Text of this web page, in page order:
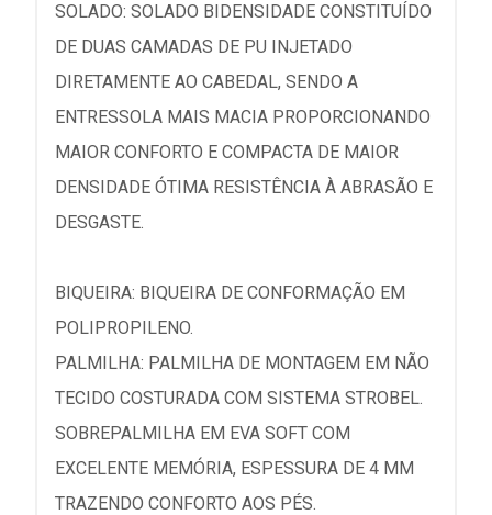
SOLADO: SOLADO BIDENSIDADE CONSTITUÍDO
DE DUAS CAMADAS DE PU INJETADO
DIRETAMENTE AO CABEDAL, SENDO A
ENTRESSOLA MAIS MACIA PROPORCIONANDO
MAIOR CONFORTO E COMPACTA DE MAIOR
DENSIDADE ÓTIMA RESISTÊNCIA À ABRASÃO E
DESGASTE.
BIQUEIRA: BIQUEIRA DE CONFORMAÇÃO EM
POLIPROPILENO.
PALMILHA: PALMILHA DE MONTAGEM EM NÃO
TECIDO COSTURADA COM SISTEMA STROBEL.
SOBREPALMILHA EM EVA SOFT COM
EXCELENTE MEMÓRIA, ESPESSURA DE 4 MM
TRAZENDO CONFORTO AOS PÉS.